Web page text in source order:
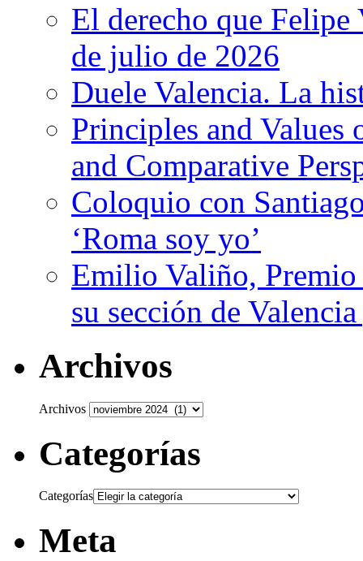
El derecho que
de julio de 2026
Duele Valencia. La
Principles and
and Comparative
Coloquio con
‘Roma soy yo’
Emilio Valiño, Premio
su sección de
Archivos
Archivos
Categorías
Categorías
Meta